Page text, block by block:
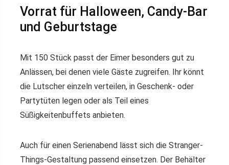
Vorrat für Halloween, Candy-Bar
und Geburtstage
Mit 150 Stück passt der Eimer besonders gut zu
Anlässen, bei denen viele Gäste zugreifen. Ihr könnt
die Lutscher einzeln verteilen, in Geschenk- oder
Partytüten legen oder als Teil eines
Süßigkeitenbuffets anbieten.
Auch für einen Serienabend lässt sich die Stranger-
Things-Gestaltung passend einsetzen. Der Behälter